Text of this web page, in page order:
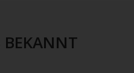
BEKANNT